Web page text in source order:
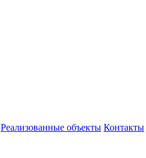
Реализованные объекты Контакты